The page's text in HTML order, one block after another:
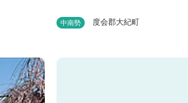
中南勢 度会郡大紀町